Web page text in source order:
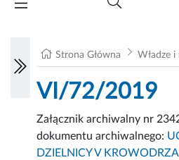
Strona Główna Władze i
VI/72/2019
Załącznik archiwalny nr
dokumentu archiwalnego:
DZIELNICY V